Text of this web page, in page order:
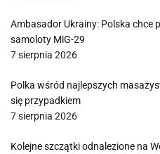
Ambasador Ukrainy: Polska chce
samoloty MiG-29
7 sierpnia 2026
Polka wśród najlepszych
się przypadkiem
7 sierpnia 2026
Kolejne szczątki odnalezione na